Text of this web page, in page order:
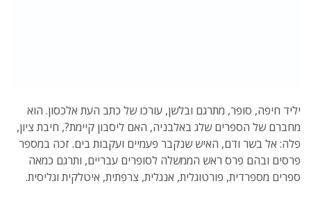
יליד חיפה, סופר, מתרגם ובלשן, עורכו של כתב העת אלכסון. הוא
מחברם של הספרים שלג באלבניה, האם ליסבון קיימת?, חיבת ציון,
פלה: אל בשר ודם, האיש שנקבר פעמיים ועקבות בים. זכה במספר
פרסים ובהם פרס ראש הממשלה לסופרים עבריים, ותרגם כמאה
ספרים מספרדית, פורטוגלית, אנגלית, צרפתית, איטלקית וגליסית.